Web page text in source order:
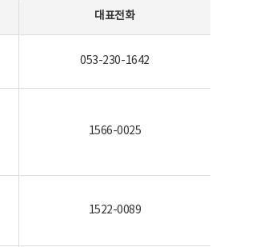
대표전화
053-230-1642
1566-0025
1522-0089